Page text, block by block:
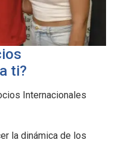
ti?
Internacionales
la dinámica de los